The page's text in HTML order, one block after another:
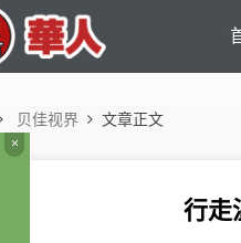
贝佳视界 文章正文
行走
×